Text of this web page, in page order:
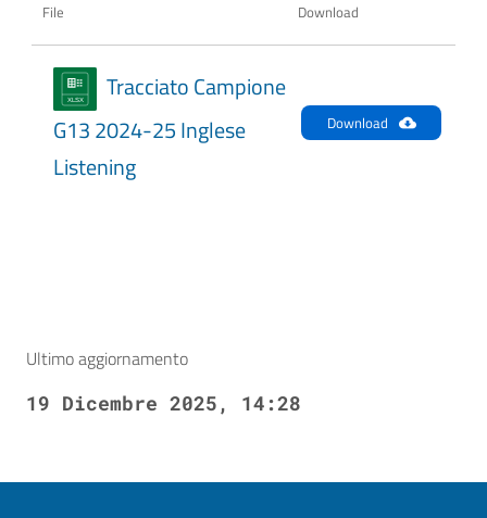
File Download
Tracciato Campione
G13 2024-25 Inglese
Listening
Download
Ultimo aggiornamento
19 Dicembre 2025, 14:28